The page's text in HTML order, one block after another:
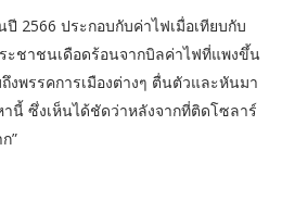
ปี 2566 ประกอบกับค่าไฟเมื่อเทียบกับ
ะชาชนเดือดร้อนจากบิลค่าไฟที่แพงขึ้น
งพรรคการเมืองต่างๆ ตื่นตัวและหันมา
นี้ ซึ่งเห็นได้ชัดว่าหลังจากที่ติดโซลาร์
”